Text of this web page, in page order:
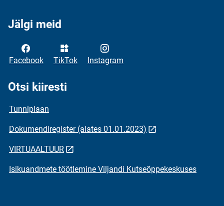
Jälgi meid
Facebook TikTok Instagram
Otsi kiiresti
Tunniplaan
Dokumendiregister (alates 01.01.2023)
VIRTUAALTUUR
Isikuandmete töötlemine Viljandi Kutseõppekeskuses